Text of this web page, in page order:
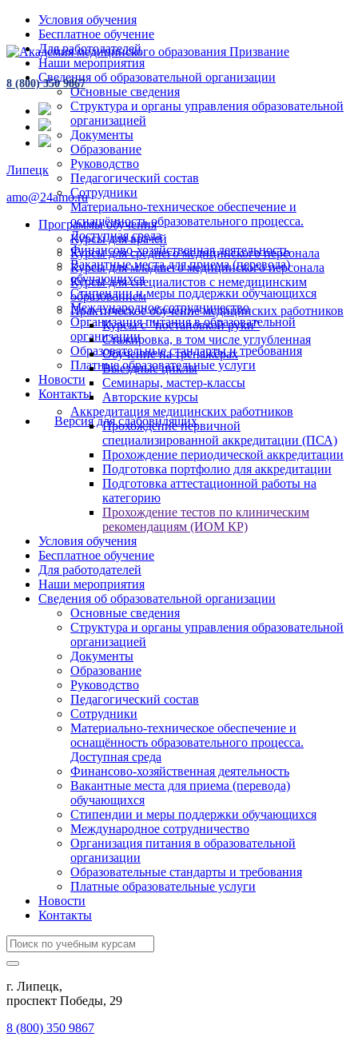
Условия обучения
Бесплатное обучение
Для работодателей
Наши мероприятия
Сведения об образовательной организации
Основные сведения
Структура и органы управления образовательной
организацией
Документы
Образование
Руководство
Педагогический состав
Сотрудники
Материально-техническое обеспечение и
оснащённость образовательного процесса.
Доступная среда
Финансово-хозяйственная деятельность
Вакантные места для приема (перевода)
обучающихся
Стипендии и меры поддержки обучающихся
Международное сотрудничество
Организация питания в образовательной
организации
Образовательные стандарты и требования
Платные образовательные услуги
Новости
Контакты
Версия для слабовидящих
8 (800) 350 9867
Липецк
amo@24amo.ru
Программы обучения
Курсы для врачей
Курсы для среднего медицинского персонала
Курсы для младшего медицинского персонала
Курсы для специалистов с немедицинским
образованием
Практическое обучение медицинских работников
Курсы с "постановкой руки"
Стажировка, в том числе углубленная
Обучение на тренажёрах
Выездные циклы
Семинары, мастер-классы
Авторские курсы
Аккредитация медицинских работников
Прохождение первичной
специализированной аккредитации (ПСА)
Прохождение периодической аккредитации
Подготовка портфолио для аккредитации
Подготовка аттестационной работы на
категорию
Прохождение тестов по клиническим
рекомендациям (ИОМ КР)
Условия обучения
Бесплатное обучение
Для работодателей
Наши мероприятия
Сведения об образовательной организации
Основные сведения
Структура и органы управления образовательной
организацией
Документы
Образование
Руководство
Педагогический состав
Сотрудники
Материально-техническое обеспечение и
оснащённость образовательного процесса.
Доступная среда
Финансово-хозяйственная деятельность
Вакантные места для приема (перевода)
обучающихся
Стипендии и меры поддержки обучающихся
Международное сотрудничество
Организация питания в образовательной
организации
Образовательные стандарты и требования
Платные образовательные услуги
Новости
Контакты
г. Липецк,
​проспект Победы, 29
8 (800) 350 9867